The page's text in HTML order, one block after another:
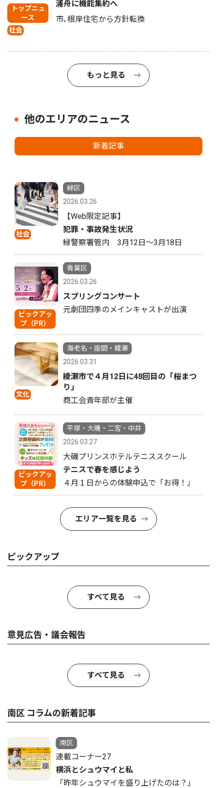
トップニュ
ース
社会
浦舟に機能集約へ
市､根岸住宅から方針転換
もっと見る
他のエリアのニュース
新着記事
社会
緑区
2026.03.26
【Web限定記事】
犯罪・事故発生状況
緑警察署管内 3月12日〜3月18日
ピックアッ
プ（PR）
青葉区
2026.03.26
スプリングコンサート
元劇団四季のメインキャストが出演
文化
海老名・座間・綾瀬
2026.03.31
綾瀬市で４月12日に48回目の「桜まつ
り」
商工会青年部が主催
ピックアッ
プ（PR）
平塚・大磯・二宮・中井
2026.03.27
大磯プリンスホテルテニススクール
テニスで春を感じよう
４月１日からの体験申込で「お得！」
エリア一覧を見る
ピックアップ
すべて見る
意見広告・議会報告
すべて見る
南区 コラムの新着記事
南区
連載コーナー27
横浜とシュウマイと私
「昨年シュウマイを盛り上げたのは？」